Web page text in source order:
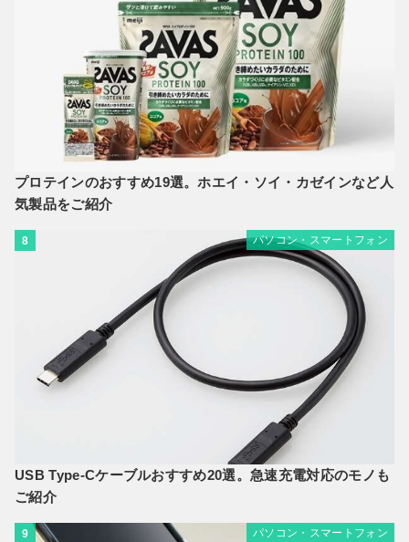
プロテインのおすすめ19選。ホエイ・ソイ・カゼインなど人
気製品をご紹介
8 パソコン・スマートフォン
USB Type-Cケーブルおすすめ20選。急速充電対応のモノも
ご紹介
9 パソコン・スマートフォン